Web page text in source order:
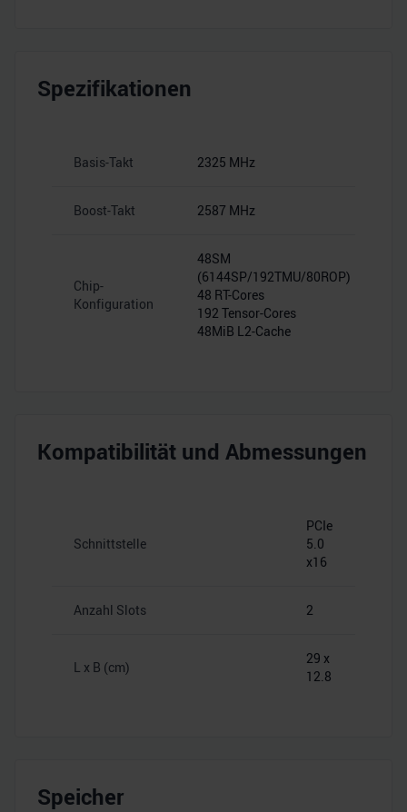
Spezifikationen
Basis-Takt 2325 MHz
Boost-Takt 2587 MHz
Chip-
Konfiguration
48SM
(6144SP/192TMU/80ROP)
48 RT-Cores
192 Tensor-Cores
48MiB L2-Cache
Kompatibilität und Abmessungen
Schnittstelle
PCIe
5.0
x16
Anzahl Slots 2
L x B (cm)
29 x
12.8
Speicher